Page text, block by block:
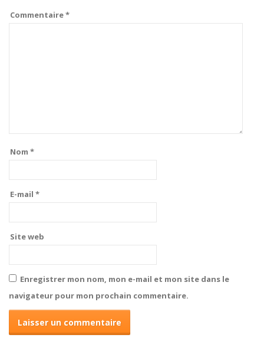
Commentaire*
Nom *
E-mail *
Site web
Enregistrer mon nom, mon e-mail et mon site dans le
navigateur pour mon prochain commentaire.